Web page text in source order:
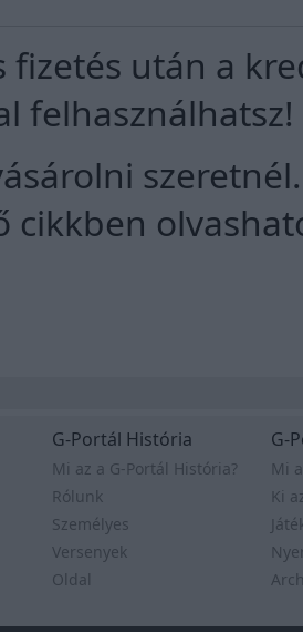
fizetés után a
felhasználhatsz!
cikkben
G-Portál História
Mi az a G-Portál História?
Rólunk
Személyes
Versenyek
Oldal
G-
Mi
Ki